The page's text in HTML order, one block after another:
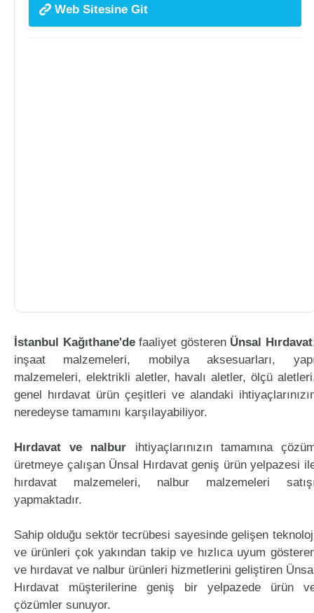
Web Sitesine Git
İstanbul Kağıthane'defaaliyet gösteren Ünsal Hırdavat
inşaat malzemeleri, mobilya aksesuarları,
malzemeleri, elektrikli aletler, havalı aletler, ölçü
genel hırdavat ürün çeşitleri ve alandaki
neredeyse tamamını karşılayabiliyor.
Hırdavat ve nalbur ihtiyaçlarınızın tamamına
üretmeye çalışan Ünsal Hırdavat geniş ürün yelpazesi
hırdavat malzemeleri, nalbur malzemeleri
yapmaktadır.
Sahip olduğu sektör tecrübesi sayesinde gelişen
ve ürünleri çok yakından takip ve hızlıca uyum
ve hırdavat ve nalbur ürünleri hizmetlerini geliştiren
Hırdavat müşterilerine geniş bir yelpazede ürün
çözümler sunuyor.